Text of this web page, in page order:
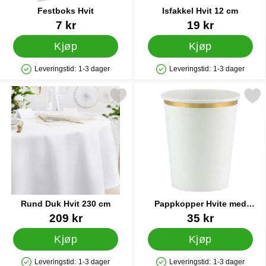
Festboks Hvit
Varenummer 12409
7 kr
Kjøp
Produkttilgjengelighet: På lager
Leveringstid: 1-3 dager
Isfakkel Hvit 12 cm
Varenummer 91289
19 kr
Kjøp
Produkttilgjengelighet: På lager
Leveringstid: 1-3 dager
Rund Duk Hvit 230 cm
Varenummer 28719
209 kr
Kjøp
Leveringstid: 1-3 dager
Merk rund Duk Hvit 230 cm som favoritt
Pappkopper Hvite med
Gullkant
Varenummer 31264
35 kr
Kjøp
Leveringstid: 1-3 dager
Merk pappkopper Hvite